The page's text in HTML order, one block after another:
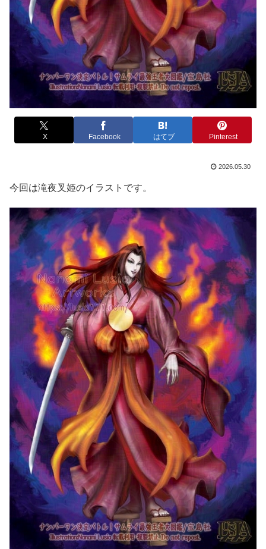
X Facebook はてブ Pinterest
2026.05.30
今回は滝夜叉姫のイラストです。